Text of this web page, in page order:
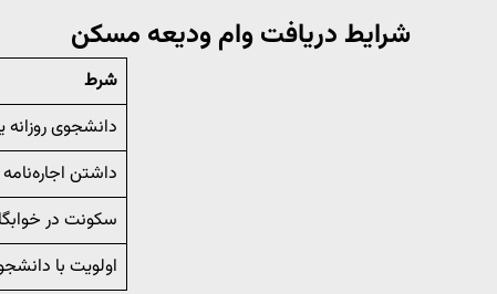
شرایط دریافت وام ودیعه مسکن
شرط
دانشجوی روزانه
داشتن
سکونت در
اولویت با